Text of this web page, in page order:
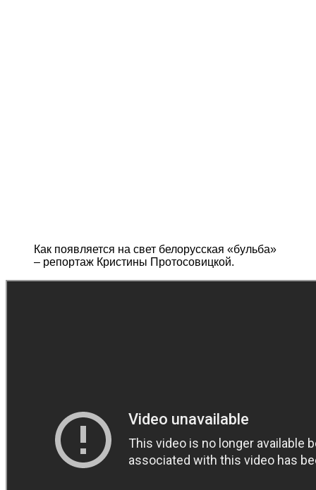
Как появляется на свет белорусская «бульба»
– репортаж Кристины Протосовицкой.